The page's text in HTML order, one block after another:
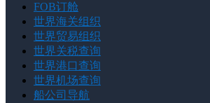
FOB订舱
世界海关组织
世界贸易组织
世界关税查询
世界港口查询
世界机场查询
船公司导航